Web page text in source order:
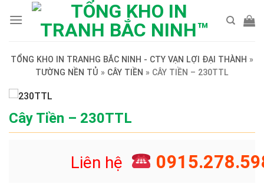
TỔNG KHO IN TRANHG BẮC NINH - CTY VẠN LỢI ĐẠI THÀNH »
TƯỜNG NỀN TỦ » CÂY TIỀN » CÂY TIỀN – 230TTL
Cây Tiền – 230TTL
Liên hệ